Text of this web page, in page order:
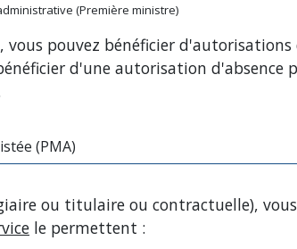
(Première ministre)
pouvez bénéficier d'autorisations
d'une autorisation d'absence
(PMA)
ou titulaire ou contractuelle),
le permettent :